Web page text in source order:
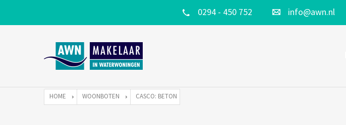
0294 - 450 752 info@awn.nl
HOME WOONBOTEN CASCO: BETON